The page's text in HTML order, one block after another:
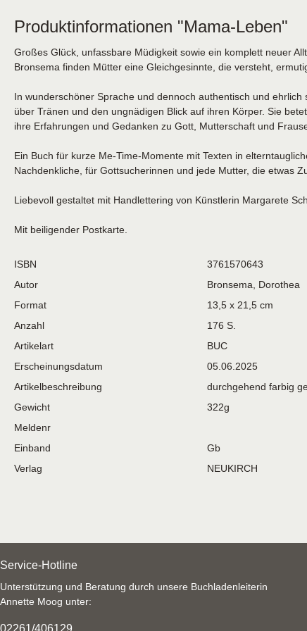
Produktinformationen "Mama-Leben"
Großes Glück, unfassbare Müdigkeit sowie ein komplett neuer
Bronsema finden Mütter eine Gleichgesinnte, die versteht,
In wunderschöner Sprache und dennoch authentisch und
über Tränen und den ungnädigen Blick auf ihren Körper. Sie
ihre Erfahrungen und Gedanken zu Gott, Mutterschaft und
Ein Buch für kurze Me-Time-Momente mit Texten in
Nachdenkliche, für Gottsucherinnen und jede Mutter, die etwas
Liebevoll gestaltet mit Handlettering von Künstlerin Margarete
Mit beiligender Postkarte.
ISBN
3761570643
Autor
Bronsema, Dorothea
Format
13,5 x 21,5 cm
Anzahl
176 S.
Artikelart
BUC
Erscheinungsdatum
05.06.2025
Artikelbeschreibung
durchgehend farbig
Gewicht
322g
Meldenr
Einband
Gb
Verlag
NEUKIRCH
Service-Hotline
Unterstützung und Beratung durch unsere Buchladenleiterin
Annette Moog unter: